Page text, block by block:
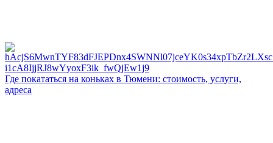
Где покататься на коньках в Тюмени: стоимость, услуги,
адреса